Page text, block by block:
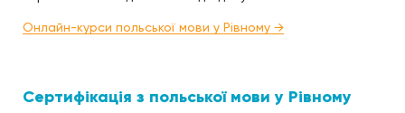
Онлайн-курси польської мови у Рівному →
Сертифікація з польської мови у Рівному